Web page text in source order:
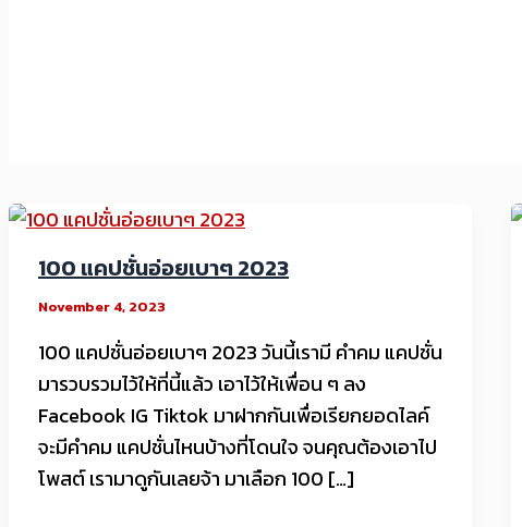
100 แคปชั่นอ่อยเบาๆ 2023
November 4, 2023
100 แคปชั่นอ่อยเบาๆ 2023 วันนี้เรามี คำคม แคปชั่น
มารวบรวมไว้ให้ที่นี้แล้ว เอาไว้ให้เพื่อน ๆ ลง
Facebook IG Tiktok มาฝากกันเพื่อเรียกยอดไลค์
จะมีคำคม แคปชั่นไหนบ้างที่โดนใจ จนคุณต้องเอาไป
โพสต์ เรามาดูกันเลยจ้า มาเลือก 100 […]